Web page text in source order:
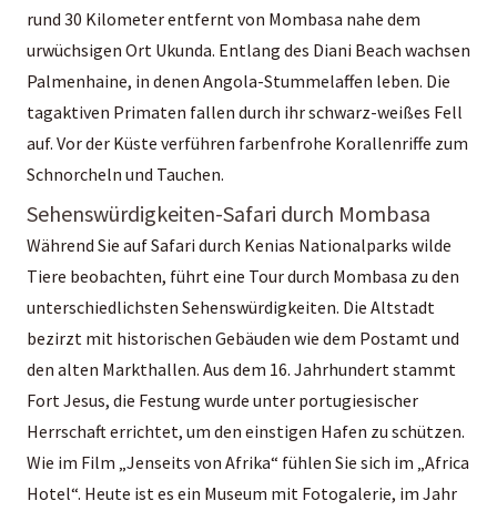
rund 30 Kilometer entfernt von Mombasa nahe dem
urwüchsigen Ort Ukunda. Entlang des Diani Beach wachsen
Palmenhaine, in denen Angola-Stummelaffen leben. Die
tagaktiven Primaten fallen durch ihr schwarz-weißes Fell
auf. Vor der Küste verführen farbenfrohe Korallenriffe zum
Schnorcheln und Tauchen.
Sehenswürdigkeiten-Safari durch Mombasa
Während Sie auf Safari durch Kenias Nationalparks wilde
Tiere beobachten, führt eine Tour durch Mombasa zu den
unterschiedlichsten Sehenswürdigkeiten. Die Altstadt
bezirzt mit historischen Gebäuden wie dem Postamt und
den alten Markthallen. Aus dem 16. Jahrhundert stammt
Fort Jesus, die Festung wurde unter portugiesischer
Herrschaft errichtet, um den einstigen Hafen zu schützen.
Wie im Film „Jenseits von Afrika“ fühlen Sie sich im „Africa
Hotel“. Heute ist es ein Museum mit Fotogalerie, im Jahr